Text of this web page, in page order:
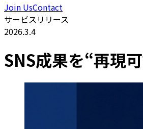
Join UsContact
サービスリリース
2026.3.4
SNS成果を“再現